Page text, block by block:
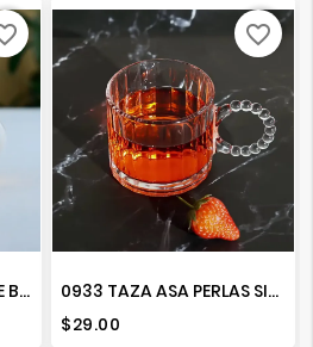
0923 TAZA EXPRESSO DE BOROSILICATO
0933 TAZA ASA PERLAS SIENA CRISTALINA
Precio
$29.00
favorite_border